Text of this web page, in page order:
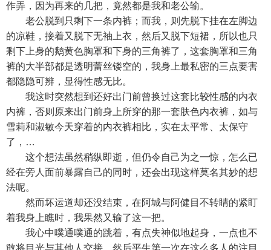
作弄，因为再来的几把，竟然都是我和老公输。
老公脱到只剩下一条内裤；而我，则先脱下挂在左脚边
的凉鞋，接着又脱下无袖上衣，然后又脱下短裙，所以也只
剩下上身的鹅黄色胸罩和下身的三角裤了，这套胸罩和三角
裤的大半部都是透明蕾丝镂空的，我身上最私密的三点要害
都隐隐可辨，显得性感无比。
我这时突然想到还好出门前曾换过这套比较性感的内衣
内裤，否则原来出门前身上所穿的那一套肤色内衣裤，如与
雪莉和淑敏今天穿着的内衣裤相比，实在太平常、太保守
了，…
这个想法虽然稍纵即逝，但仍令自己为之一惊，怎么已
经在旁人面前暴露自己的同时，还会出现这样莫名其妙的想
法呢。
然而坏运道却还没结束，在阿城与阿健目不转睛的紧盯
着我身上瞧时，我果然又输了这一把。
我心中噗通噗通的跳着，有点失神似地起身，一点也不
敢将目光与其他人交接，然后平生第一次在这么多人的注目